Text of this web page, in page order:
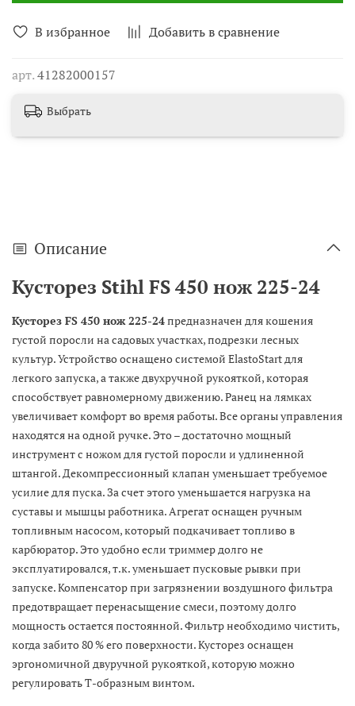
В избранное Добавить в сравнение
арт.41282000157
Выбрать
Описание
Кусторез Stihl FS 450 нож 225-24
Кусторез FS 450 нож 225-24предназначен для кошения
густой поросли на садовых участках, подрезки лесных
культур. Устройство оснащено системой ElastoStart для
легкого запуска, а также двухручной рукояткой, которая
способствует равномерному движению. Ранец на лямках
увеличивает комфорт во время работы. Все органы управления
находятся на одной ручке. Это – достаточно мощный
инструмент с ножом для густой поросли и удлиненной
штангой. Декомпрессионный клапан уменьшает требуемое
усилие для пуска. За счет этого уменьшается нагрузка на
суставы и мышцы работника. Агрегат оснащен ручным
топливным насосом, который подкачивает топливо в
карбюратор. Это удобно если триммер долго не
эксплуатировался, т.к. уменьшает пусковые рывки при
запуске. Компенсатор при загрязнении воздушного фильтра
предотвращает перенасыщение смеси, поэтому долго
мощность остается постоянной. Фильтр необходимо чистить,
когда забито 80 % его поверхности. Кусторез оснащен
эргономичной двуручной рукояткой, которую можно
регулировать Т-образным винтом.